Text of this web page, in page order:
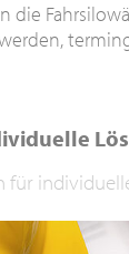
die
für